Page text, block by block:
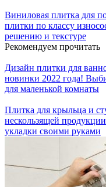
Виниловая плитка для
плитки по классу
решению и текстуре
Рекомендуем прочитать
Дизайн плитки для
новинки 2022 года!
для маленькой комнаты
Плитка для крыльца и
нескользящей
укладки своими руками